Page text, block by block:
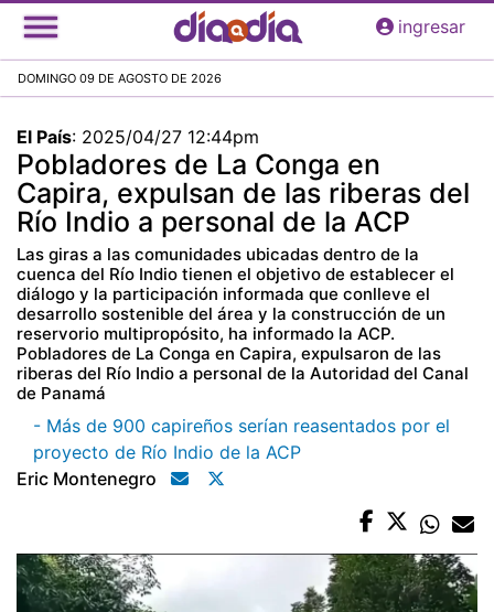
Pasar
al
principal
ingresar
DOMINGO 09 DE AGOSTO DE 2026
El País: 2025/04/27 12:44pm
Pobladores de La Conga en
Capira, expulsan de las riberas del
Río Indio a personal de la ACP
Las giras a las comunidades ubicadas dentro de la
cuenca del Río Indio tienen el objetivo de establecer el
diálogo y la participación informada que conlleve el
desarrollo sostenible del área y la construcción de un
reservorio multipropósito, ha informado la ACP.
Pobladores de La Conga en Capira, expulsaron de las
riberas del Río Indio a personal de la Autoridad del Canal
de Panamá
- Más de 900 capireños serían reasentados por el
proyecto de Río Indio de la ACP
Eric Montenegro